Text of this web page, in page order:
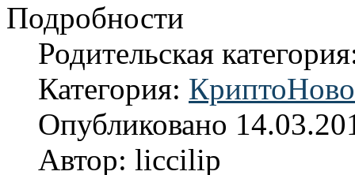
Подробности
Родительская
Категория:
Опубликовано
Автор: liccilip